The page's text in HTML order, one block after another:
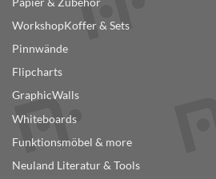
gewählt
werden
WorkshopKoffer & Sets
Pinnwände
Flipcharts
GraphicWalls
Whiteboards
Funktionsmöbel & more
Neuland Literatur & Tools